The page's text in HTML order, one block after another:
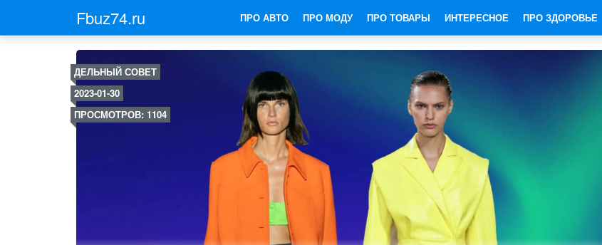
Fbuz74.ru ПРО АВТО ПРО МОДУ ПРО ТОВАРЫ ИНТЕРЕСНОЕ ПРО ЗДОРОВЬЕ
ДЕЛЬНЫЙ СОВЕТ
2023-01-30
ПРОСМОТРОВ: 1104